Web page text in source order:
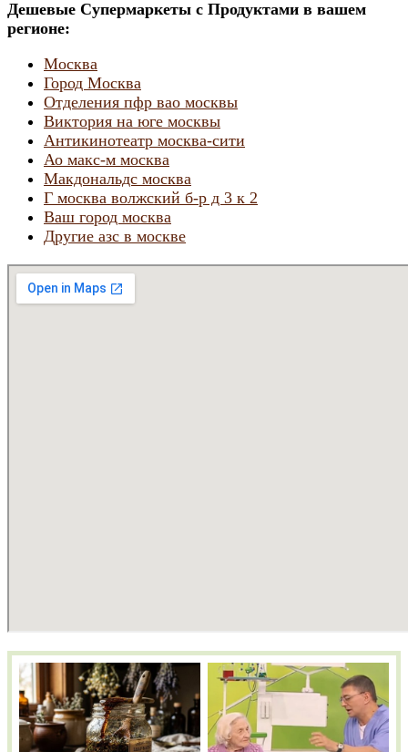
Дешевые Супермаркеты с Продуктами в вашем
регионе:
Москва
Город Москва
Отделения пфр вао москвы
Виктория на юге москвы
Антикинотеатр москва-сити
Ао макс-м москва
Макдональдс москва
Г москва волжский б-р д 3 к 2
Ваш город москва
Другие азс в москве